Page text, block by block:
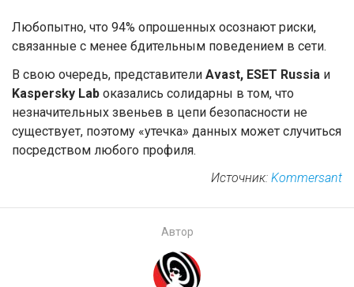
Любопытно, что 94% опрошенных осознают риски,
связанные с менее бдительным поведением в сети.
В свою очередь, представители Avast, ESET Russia и
Kaspersky Lab оказались солидарны в том, что
незначительных звеньев в цепи безопасности не
существует, поэтому «утечка» данных может случиться
посредством любого профиля.
Источник: Kommersant
Автор